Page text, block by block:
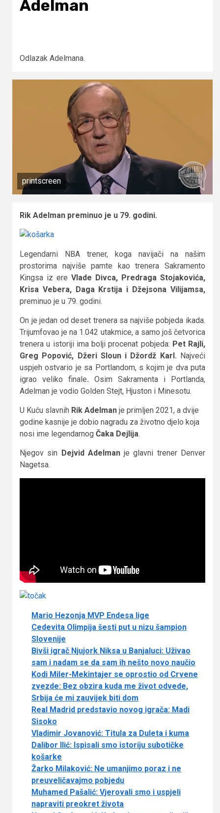
Adelman
Odlazak Adelmana.
printscreen
Rik Adelman preminuo je u 79. godini.
Legendarni NBA trener, koga navijači na našim
prostorima najviše pamte kao trenera Sakramento
Kingsa iz ere Vlade Divca, Predraga Stojakovića,
Krisa Vebera, Daga Krstija i Džejsona Vilijamsa,
preminuo je u 79. godini.
On je jedan od deset trenera sa najviše pobjeda ikada.
Trijumfovao je na 1.042 utakmice, a samo još četvorica
trenera u istoriji ima bolji procenat pobjeda: Pet Rajli,
Greg Popović, Džeri Sloun i Džordž Karl. Najveći
uspjeh ostvario je sa Portlandom, s kojim je dva puta
igrao veliko finale. Osim Sakramenta i Portlanda,
Adelman je vodio Golden Stejt, Hjuston i Minesotu.
U Kuću slavnih Rik Adelman je primljen 2021, a dvije
godine kasnije je dobio nagradu za životno djelo koja
nosi ime legendarnog Čaka Dejlija.
Njegov sin Dejvid Adelmanje glavni trener Denver
Nagetsa.
Mario Hezonja MVP Endesa lige
Cedevita Olimpija šesti put u nizu šampion
Slovenije
Bivši igrač Njujork Niksa u Banjaluci: Uživao
sam i nadam se da sam ih nešto novo naučio
Kodi Miler-Mekintajer se oprostio od Crvene
zvezde: Bez obzira kuda me život odvede,
Srbija će mi zauvijek biti dom
Real Madrid predstavio novog igrača: Madi
Sisoko
Vladimir Jovanović: Titula za Duleta i kuma
Dalibor Ilić: Ispisali smo istoriju subotičke
košarke
Žarko Milaković: Ne umanjimo poraz i ne
preuveličavajmo pobjedu
Muhamed Pašalić: Vjerovali smo i uspjeli
napraviti preokret života